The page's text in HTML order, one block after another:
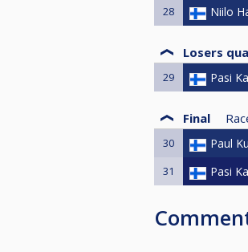
28 Niilo
Losers
29 Pasi
Final
30 Paul
31 Pasi